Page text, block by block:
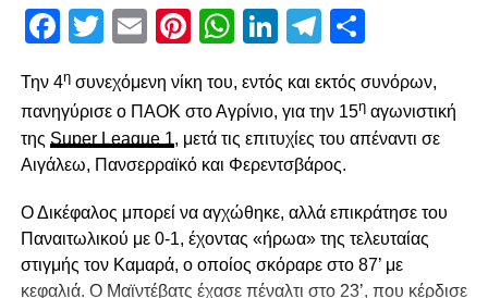
Facebook
Twitter
EmailPinterest
WhatsApp
LinkedIn
Telegram
Την 4ησυνεχόμενη νίκη του, εντός και εκτός συνόρων,
πανηγύρισε ο ΠΑΟΚ στο Αγρίνιο, για την 15ηαγωνιστική
της Super League 1, μετά τις επιτυχίες του απέναντι σε
Αιγάλεω, Πανσερραϊκό και Φερεντσβάρος.
Ο Δικέφαλος μπορεί να αγχώθηκε, αλλά επικράτησε του
Παναιτωλικού με 0-1, έχοντας «ήρωα» της τελευταίας
στιγμής τον Καμαρά, ο οποίος σκόραρε στο 87’ με
κεφαλιά. Ο Μαϊντέβατς έχασε πέναλτι στο 23’, που κέρδισε